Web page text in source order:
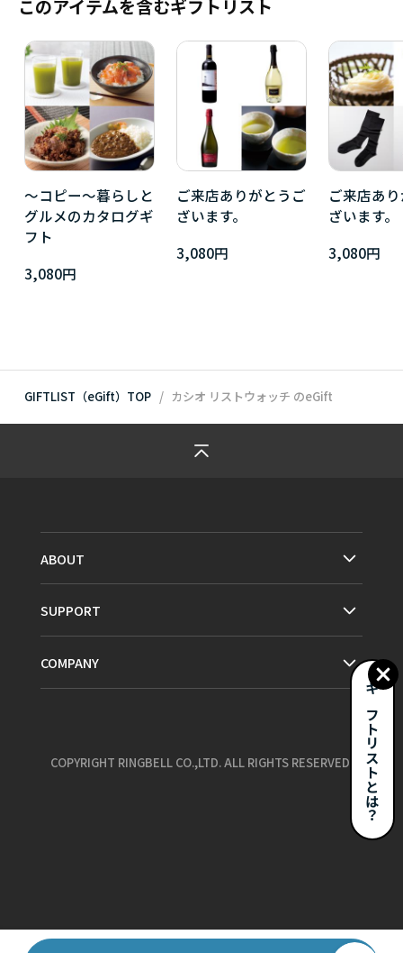
お気に入り
このアイテムを含むギフトリスト
～コピー～暮らしと
グルメのカタログギ
フト
3,080円
ご来店ありがとうご
ざいます。
3,080円
ご来店あ
ざいます。
3,080円
GIFTLIST（eGift）TOP カシオ リストウォッチ のeGift
ギフトリストとは？
ABOUT
SUPPORT
COMPANY
COPYRIGHT RINGBELL CO.,LTD. ALL RIGHTS RESERVED.